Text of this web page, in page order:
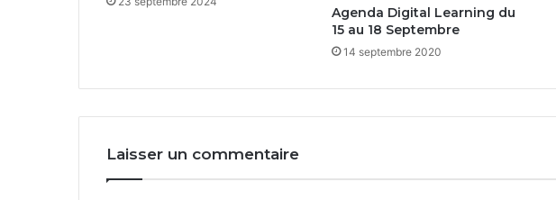
Agenda Digital Learning du
15 au 18 Septembre
14 septembre 2020
Laisser un commentaire